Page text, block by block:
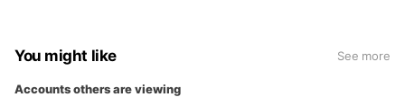
You might like See more
Accounts others are viewing